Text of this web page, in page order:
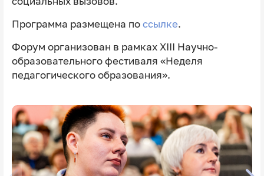
Программа размещена по ссылке.
Форум организован в рамках XIII Научно-
образовательного фестиваля «Неделя
педагогического образования».